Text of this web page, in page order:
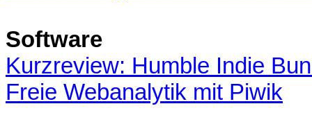
Software
Kurzreview: Humble Indie
Freie Webanalytik mit Piwik